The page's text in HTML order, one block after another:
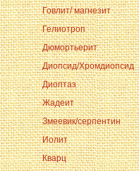
Говлит/ магнезит
Гелиотроп
Дюмортьерит
Диопсид/Хромдиопсид
Диоптаз
Жадеит
Змеевик/серпентин
Иолит
Кварц